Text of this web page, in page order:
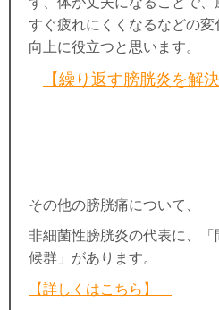
すぐ疲れにくくなるなどの
向上に役立つと思います。
【繰り返す膀胱炎を解
その他の膀胱痛について、
非細菌性膀胱炎の代表に、
候群」があります。
【詳しくはこちら 】